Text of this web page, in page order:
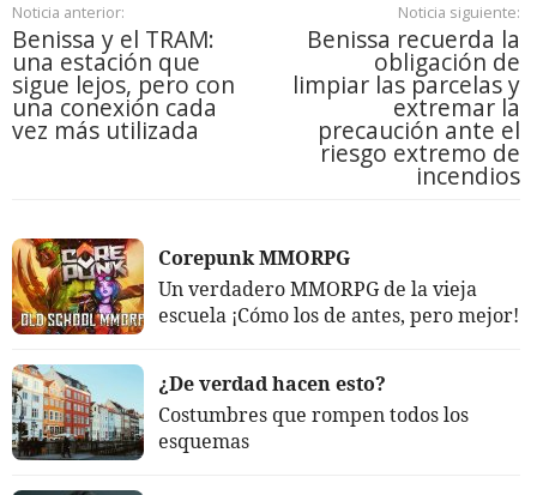
Noticia anterior:
Benissa y el TRAM:
una estación que
sigue lejos, pero con
una conexión cada
vez más utilizada
Noticia siguiente:
Benissa recuerda la
obligación de
limpiar las parcelas y
extremar la
precaución ante el
riesgo extremo de
incendios
Corepunk MMORPG
Un verdadero MMORPG de la vieja
escuela ¡Cómo los de antes, pero mejor!
¿De verdad hacen esto?
Costumbres que rompen todos los
esquemas